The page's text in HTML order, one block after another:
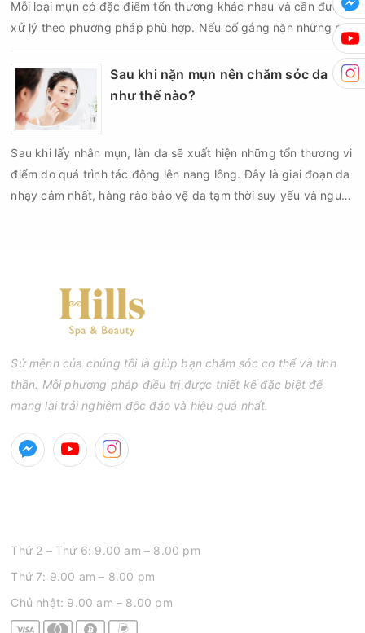
Mỗi loại mụn có đặc điểm tổn thương khác nhau và cần được
xử lý theo phương pháp phù hợp. Nếu cố gắng nặn những nốt
mụn không đúng chỉ định, bạn có thể khiến tình trạng viêm trở
nên nghiêm trọng hơn, làm tăng nguy cơ nhiễm trùng, để lại
thâm hoặc sẹo khó phục hồi.
Sau khi nặn mụn nên chăm sóc da
như thế nào?
Sau khi lấy nhân mụn, làn da sẽ xuất hiện những tổn thương vi
điểm do quá trình tác động lên nang lông. Đây là giai đoạn da
nhạy cảm nhất, hàng rào bảo vệ da tạm thời suy yếu và nguy
biến chứng về sau.
Sứ mệnh của chúng tôi là giúp bạn chăm sóc cơ thể và tinh
thần. Mỗi phương pháp điều trị được thiết kế đặc biệt để
mang lại trải nghiệm độc đáo và hiệu quả nhất.
Thứ 2 – Thứ 6: 9.00 am – 8.00 pm
Thứ 7: 9.00 am – 8.00 pm
Chủ nhật: 9.00 am – 8.00 pm